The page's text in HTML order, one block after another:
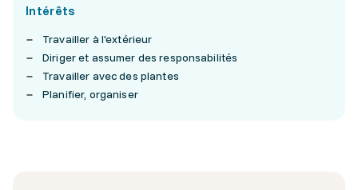
Intérêts
Travailler à l'extérieur
Diriger et assumer des responsabilités
Travailler avec des plantes
Planifier, organiser